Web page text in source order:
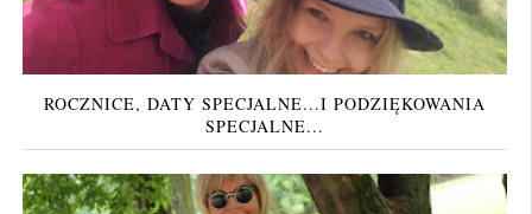
ROCZNICE, DATY SPECJALNE...I PODZIĘKOWANIA
SPECJALNE...